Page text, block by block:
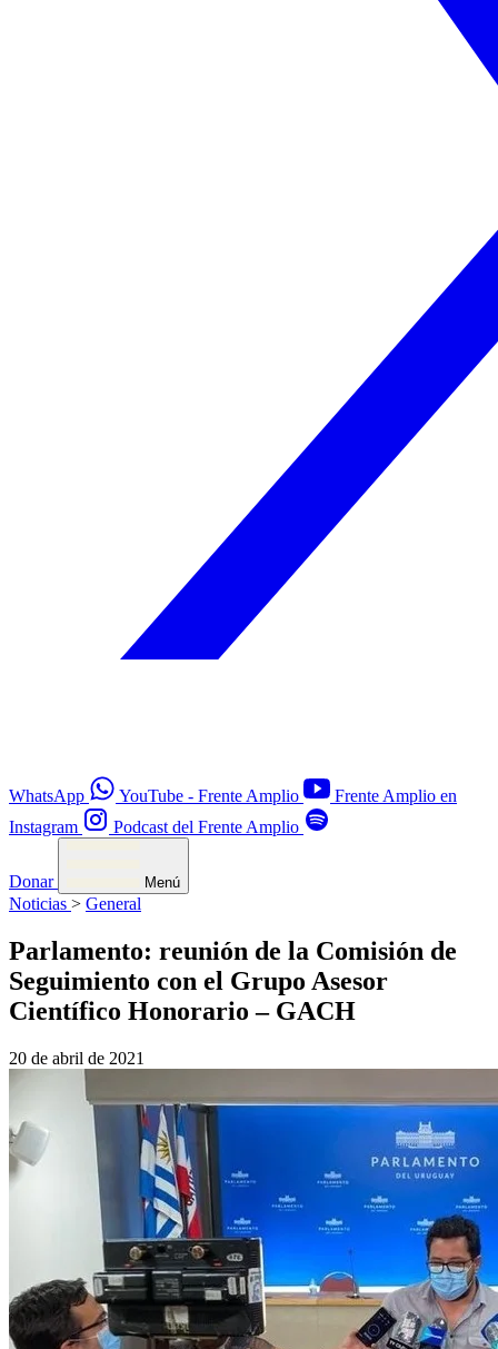
WhatsApp YouTube - Frente Amplio
Frente Amplio en
Instagram
Podcast del Frente Amplio
Donar Menú
Noticias > General
Parlamento: reunión de la Comisión de
Seguimiento con el Grupo Asesor
Científico Honorario – GACH
20 de abril de 2021